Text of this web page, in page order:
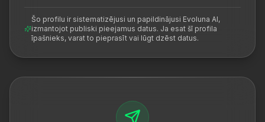
Šo profilu ir sistematizējusi un papildinājusi Evoluna AI,
izmantojot publiski pieejamus datus. Ja esat šī profila
īpašnieks, varat to pieprasīt vai lūgt dzēst datus.